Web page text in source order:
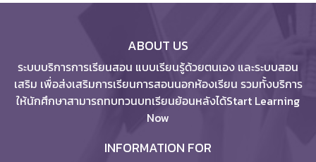
ABOUT US
ระบบบริการการเรียนสอน แบบเรียนรู้ด้วยตนเอง และระบบสอน
เสริม เพื่อส่งเสริมการเรียนการสอนนอกห้องเรียน รวมทั้งบริการ
ให้นักศึกษาสามารถทบทวนบทเรียนย้อนหลังได้Start Learning
Now
INFORMATION FOR